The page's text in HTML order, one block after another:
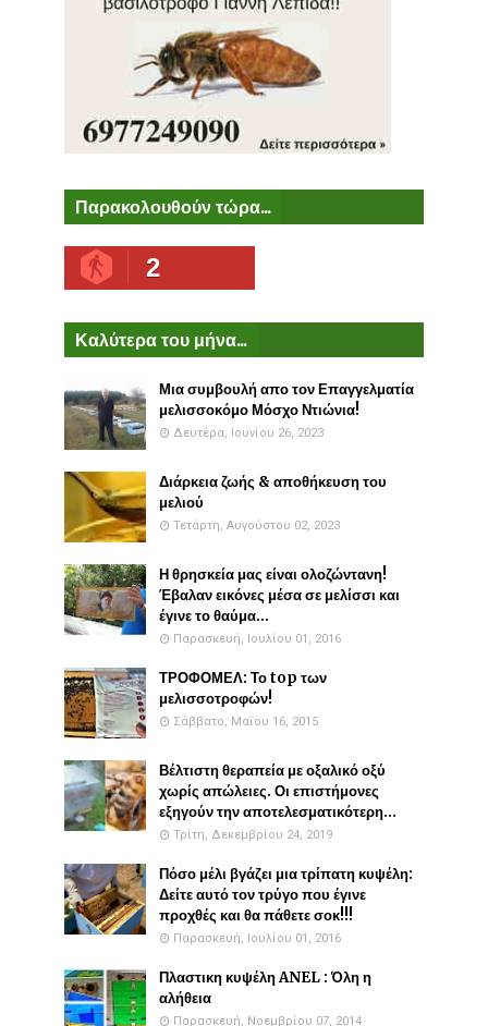
Παρακολουθούν τώρα...
2
Καλύτερα του μήνα...
Μια συμβουλή απο τον Επαγγελματία
μελισσοκόμο Μόσχο Ντιώνια!
Δευτέρα, Ιουνίου 26, 2023
Διάρκεια ζωής & αποθήκευση του
μελιού
Τετάρτη, Αυγούστου 02, 2023
Η θρησκεία μας είναι ολοζώντανη!
Έβαλαν εικόνες μέσα σε μελίσσι και
έγινε το θαύμα...
Παρασκευή, Ιουλίου 01, 2016
ΤΡΟΦΟΜΕΛ: Το top των
μελισσοτροφών!
Σάββατο, Μαΐου 16, 2015
Βέλτιστη θεραπεία με οξαλικό οξύ
χωρίς απώλειες. Οι επιστήμονες
εξηγούν την αποτελεσματικότερη...
Τρίτη, Δεκεμβρίου 24, 2019
Πόσο μέλι βγάζει μια τρίπατη κυψέλη:
Δείτε αυτό τον τρύγο που έγινε
προχθές και θα πάθετε σοκ!!!
Παρασκευή, Ιουλίου 01, 2016
Πλαστικη κυψέλη ANEL : Όλη η
αλήθεια
Παρασκευή, Νοεμβρίου 07, 2014